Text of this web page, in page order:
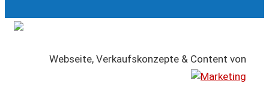
Webseite, Verkaufskonzepte & Content von